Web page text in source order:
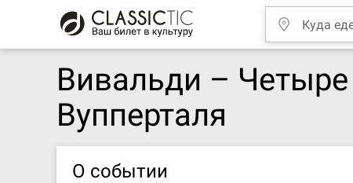
Вивальди –
Вупперталя
О событии